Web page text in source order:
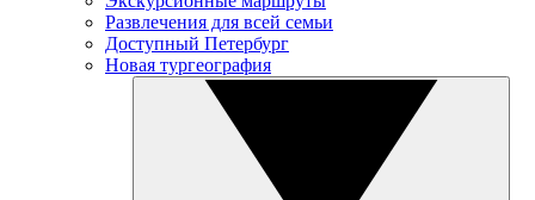
Развлечения для всей семьи
Доступный Петербург
Новая тургеография